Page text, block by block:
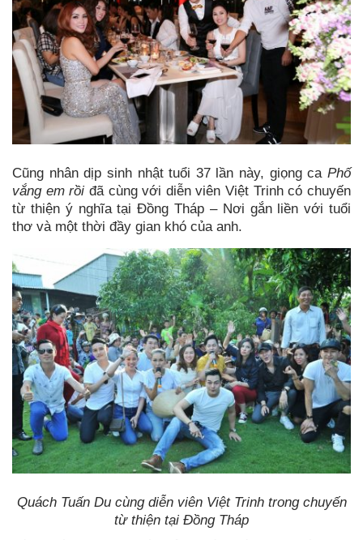
Cũng nhân dịp sinh nhật tuổi 37 lần này, giọng ca Phố
vắng em rồi đã cùng với diễn viên Việt Trinh có chuyến
từ thiện ý nghĩa tại Đồng Tháp – Nơi gắn liền với tuổi
thơ và một thời đầy gian khó của anh.
Quách Tuấn Du cùng diễn viên Việt Trinh trong chuyến
từ thiện tại Đồng Tháp